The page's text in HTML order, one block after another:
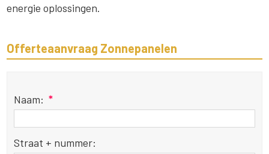
energie oplossingen.
Offerteaanvraag Zonnepanelen
Naam: *
Straat + nummer: